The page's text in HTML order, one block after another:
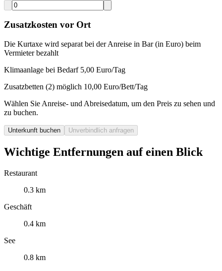
Zusatzkosten vor Ort
Die Kurtaxe wird separat bei der Anreise in Bar (in Euro) beim
Vermieter bezahlt
Klimaanlage bei Bedarf 5,00 Euro/Tag
Zusatzbetten (2) möglich 10,00 Euro/Bett/Tag
Wählen Sie Anreise- und Abreisedatum, um den Preis zu sehen und
zu buchen.
Unterkunft buchen Unverbindlich anfragen
Wichtige Entfernungen auf einen Blick
Restaurant
0.3 km
Geschäft
0.4 km
See
0.8 km